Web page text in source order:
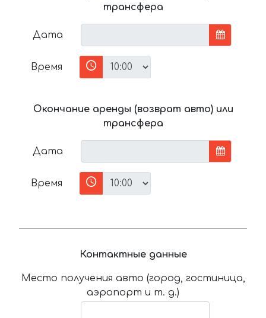
трансфера
Дата
Время
Окончание аренды (возврат авто) или
трансфера
Дата
Время
Контактные данные
Место получения авто (город, гостиница,
аэропорт и т. д.)